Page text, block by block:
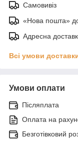
Самовивіз
«Нова пошта» до
Адресна
Всі умови
Умови оплати
Післяплата
Оплата на
Безготівковий